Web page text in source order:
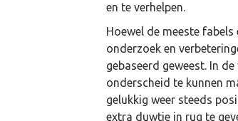
en te verhelpen.
Hoewel de meeste
onderzoek en
gebaseerd geweest. In
onderscheid te kunnen
gelukkig weer steeds
extra duwtje in rug te